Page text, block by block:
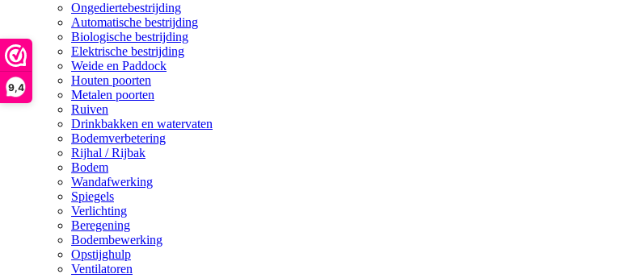
9,4
Ongediertebestrijding
Automatische bestrijding
Biologische bestrijding
Elektrische bestrijding
Weide en Paddock
Houten poorten
Metalen poorten
Ruiven
Drinkbakken en watervaten
Bodemverbetering
Rijhal / Rijbak
Bodem
Wandafwerking
Spiegels
Verlichting
Beregening
Bodembewerking
Opstijghulp
Ventilatoren